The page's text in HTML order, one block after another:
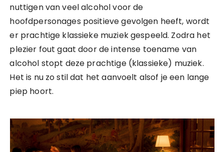
nuttigen van veel alcohol voor de
hoofdpersonages positieve gevolgen heeft, wordt
er prachtige klassieke muziek gespeeld. Zodra het
plezier fout gaat door de intense toename van
alcohol stopt deze prachtige (klassieke) muziek.
Het is nu zo stil dat het aanvoelt alsof je een lange
piep hoort.